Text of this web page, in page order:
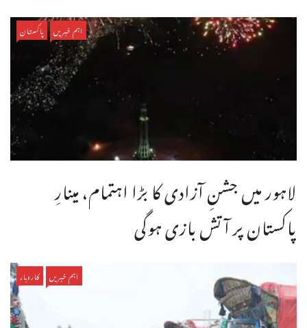
اہم خبریں پاکستان
لاہور میں جشنِ آزادی کا بڑا اہتمام، مینارِ
پاکستان پر آتش بازی ہوگی
اہم خبریں کاروبار